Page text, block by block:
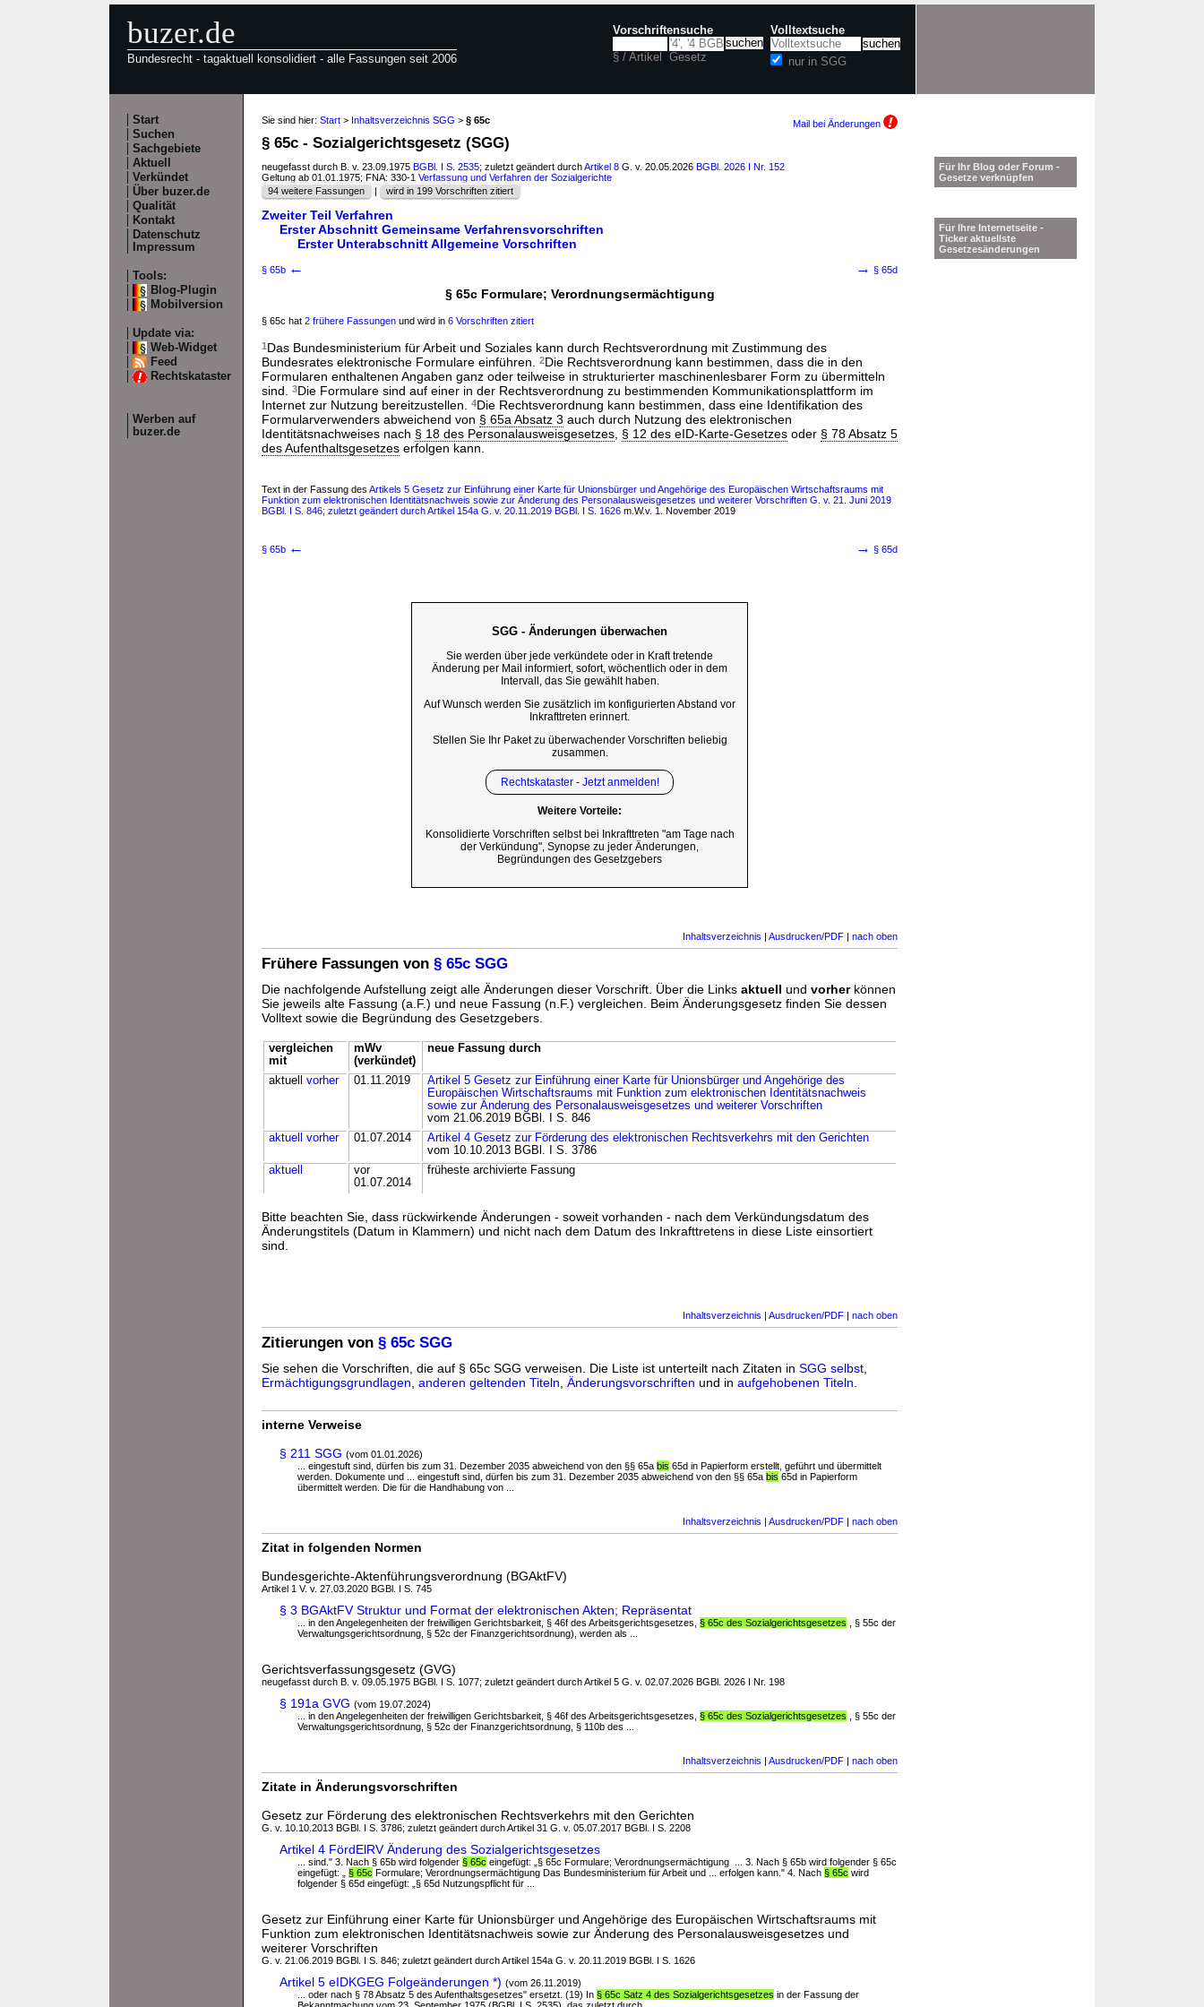
buzer.de
Bundesrecht - tagaktuell konsolidiert - alle Fassungen seit 2006
Vorschriftensuche
§ / Artikel Gesetz
Volltextsuche
nur in SGG
Start
Suchen
Sachgebiete
Aktuell
Verkündet
Über buzer.de
Qualität
Kontakt
Datenschutz
Impressum
Tools:
Blog-Plugin
Mobilversion
Update via:
Web-Widget
Feed
Rechtskataster
Werben auf
buzer.de
Sie sind hier: Start > Inhaltsverzeichnis SGG > § 65c Mail bei Änderungen
§ 65c - Sozialgerichtsgesetz (SGG)
neugefasst durch B. v. 23.09.1975 BGBl. I S. 2535; zuletzt geändert durchArtikel 8 G. v. 20.05.2026 BGBl. 2026 I Nr. 152
Geltung ab 01.01.1975; FNA: 330-1 Verfassung und Verfahren der Sozialgerichte
94 weitere Fassungen
| wird in 199 Vorschriften zitiert
Zweiter Teil Verfahren
Erster Abschnitt Gemeinsame Verfahrensvorschriften
Erster Unterabschnitt Allgemeine Vorschriften
§ 65b ← → § 65d
§ 65c Formulare; Verordnungsermächtigung
§ 65c hat 2 frühere Fassungen und wird in 6 Vorschriften zitiert
1Das Bundesministerium für Arbeit und Soziales kann durch Rechtsverordnung mit Zustimmung des
Bundesrates elektronische Formulare einführen.
2Die Rechtsverordnung kann bestimmen, dass die in den
Formularen enthaltenen Angaben ganz oder teilweise in strukturierter maschinenlesbarer Form zu übermitteln
sind.
3Die Formulare sind auf einer in der Rechtsverordnung zu bestimmenden Kommunikationsplattform im
Internet zur Nutzung bereitzustellen.
4Die Rechtsverordnung kann bestimmen, dass eine Identifikation des
Formularverwenders abweichend von § 65a Absatz 3 auch durch Nutzung des elektronischen
Identitätsnachweises nach § 18 des Personalausweisgesetzes § 12 des eID-Karte-Gesetzes oder § 78 Absatz 5
des Aufenthaltsgesetzes erfolgen kann.
Text in der Fassung des Artikels 5 Gesetz zur Einführung einer Karte für Unionsbürger und Angehörige des Europäischen Wirtschaftsraums mit
Funktion zum elektronischen Identitätsnachweis sowie zur Änderung des Personalausweisgesetzes und weiterer Vorschriften G. v. 21. Juni 2019
BGBl. I S. 846; zuletzt geändert durch Artikel 154a G. v. 20.11.2019 BGBl. I S. 1626 m.W.v. 1. November 2019
§ 65b ← → § 65d
SGG - Änderungen überwachen
Sie werden über jede verkündete oder in Kraft tretende
Änderung per Mail informiert, sofort, wöchentlich oder in dem
Intervall, das Sie gewählt haben.
Auf Wunsch werden Sie zusätzlich im konfigurierten Abstand vor
Inkrafttreten erinnert.
Stellen Sie Ihr Paket zu überwachender Vorschriften beliebig
zusammen.
Rechtskataster - Jetzt anmelden!
Weitere Vorteile:
Konsolidierte Vorschriften selbst bei Inkrafttreten "am Tage nach
der Verkündung", Synopse zu jeder Änderungen,
Begründungen des Gesetzgebers
Inhaltsverzeichnis | Ausdrucken/PDF | nach oben
Frühere Fassungen von § 65c SGG
Die nachfolgende Aufstellung zeigt alle Änderungen dieser Vorschrift. Über die Links aktuell und vorherkönnen
Sie jeweils alte Fassung (a.F.) und neue Fassung (n.F.) vergleichen. Beim Änderungsgesetz finden Sie dessen
Volltext sowie die Begründung des Gesetzgebers.
vergleichen
mit
mWv
(verkündet)
neue Fassung durch
aktuell vorher 01.11.2019
Artikel 5 Gesetz zur Einführung einer Karte für Unionsbürger und Angehörige des
Europäischen Wirtschaftsraums mit Funktion zum elektronischen Identitätsnachweis
sowie zur Änderung des Personalausweisgesetzes und weiterer Vorschriften
vom 21.06.2019 BGBl. I S. 846
aktuell
vorher 01.07.2014
Artikel 4 Gesetz zur Förderung des elektronischen Rechtsverkehrs mit den Gerichten
vom 10.10.2013 BGBl. I S. 3786
aktuell
vor
01.07.2014
früheste archivierte Fassung
Bitte beachten Sie, dass rückwirkende Änderungen - soweit vorhanden - nach dem Verkündungsdatum des
Änderungstitels (Datum in Klammern) und nicht nach dem Datum des Inkrafttretens in diese Liste einsortiert
sind.
Inhaltsverzeichnis | Ausdrucken/PDF | nach oben
Zitierungen von § 65c SGG
Sie sehen die Vorschriften, die auf § 65c SGG verweisen. Die Liste ist unterteilt nach Zitaten in SGG selbst
Ermächtigungsgrundlagen anderen geltenden Titeln Änderungsvorschriften und in aufgehobenen Titeln
interne Verweise
§ 211 SGG (vom 01.01.2026)
... eingestuft sind, dürfen bis zum 31. Dezember 2035 abweichend von den §§ 65a bis 65d in Papierform erstellt, geführt und übermittelt
werden. Dokumente und ... eingestuft sind, dürfen bis zum 31. Dezember 2035 abweichend von den §§ 65a bis 65d in Papierform
übermittelt werden. Die für die Handhabung von ...
Inhaltsverzeichnis | Ausdrucken/PDF | nach oben
Zitat in folgenden Normen
Bundesgerichte-Aktenführungsverordnung (BGAktFV)
Artikel 1 V. v. 27.03.2020 BGBl. I S. 745
§ 3 BGAktFV Struktur und Format der elektronischen Akten; Repräsentat
... in den Angelegenheiten der freiwilligen Gerichtsbarkeit, § 46f des Arbeitsgerichtsgesetzes, § 65c des Sozialgerichtsgesetzes , § 55c der
Verwaltungsgerichtsordnung, § 52c der Finanzgerichtsordnung), werden als ...
Gerichtsverfassungsgesetz (GVG)
neugefasst durch B. v. 09.05.1975 BGBl. I S. 1077; zuletzt geändert durch Artikel 5 G. v. 02.07.2026 BGBl. 2026 I Nr. 198
§ 191a GVG (vom 19.07.2024)
... in den Angelegenheiten der freiwilligen Gerichtsbarkeit, § 46f des Arbeitsgerichtsgesetzes, § 65c des Sozialgerichtsgesetzes , § 55c der
Verwaltungsgerichtsordnung, § 52c der Finanzgerichtsordnung, § 110b des ...
Inhaltsverzeichnis | Ausdrucken/PDF | nach oben
Zitate in Änderungsvorschriften
Gesetz zur Förderung des elektronischen Rechtsverkehrs mit den Gerichten
G. v. 10.10.2013 BGBl. I S. 3786; zuletzt geändert durch Artikel 31 G. v. 05.07.2017 BGBl. I S. 2208
Artikel 4 FördElRV Änderung des Sozialgerichtsgesetzes
... sind." 3. Nach § 65b wird folgender § 65c eingefügt: „§ 65c Formulare; Verordnungsermächtigung ... 3. Nach § 65b wird folgender § 65c
eingefügt: „ § 65c Formulare; Verordnungsermächtigung Das Bundesministerium für Arbeit und ... erfolgen kann." 4. Nach § 65c wird
folgender § 65d eingefügt: „§ 65d Nutzungspflicht für ...
Gesetz zur Einführung einer Karte für Unionsbürger und Angehörige des Europäischen Wirtschaftsraums mit
Funktion zum elektronischen Identitätsnachweis sowie zur Änderung des Personalausweisgesetzes und
weiterer Vorschriften
G. v. 21.06.2019 BGBl. I S. 846; zuletzt geändert durch Artikel 154a G. v. 20.11.2019 BGBl. I S. 1626
Artikel 5 eIDKGEG Folgeänderungen *) (vom 26.11.2019)
... oder nach § 78 Absatz 5 des Aufenthaltsgesetzes" ersetzt. (19) In § 65c Satz 4 des Sozialgerichtsgesetzes in der Fassung der
Für Ihr Blog oder Forum -
Gesetze verknüpfen
Für Ihre Internetseite -
Ticker aktuellste
Gesetzesänderungen